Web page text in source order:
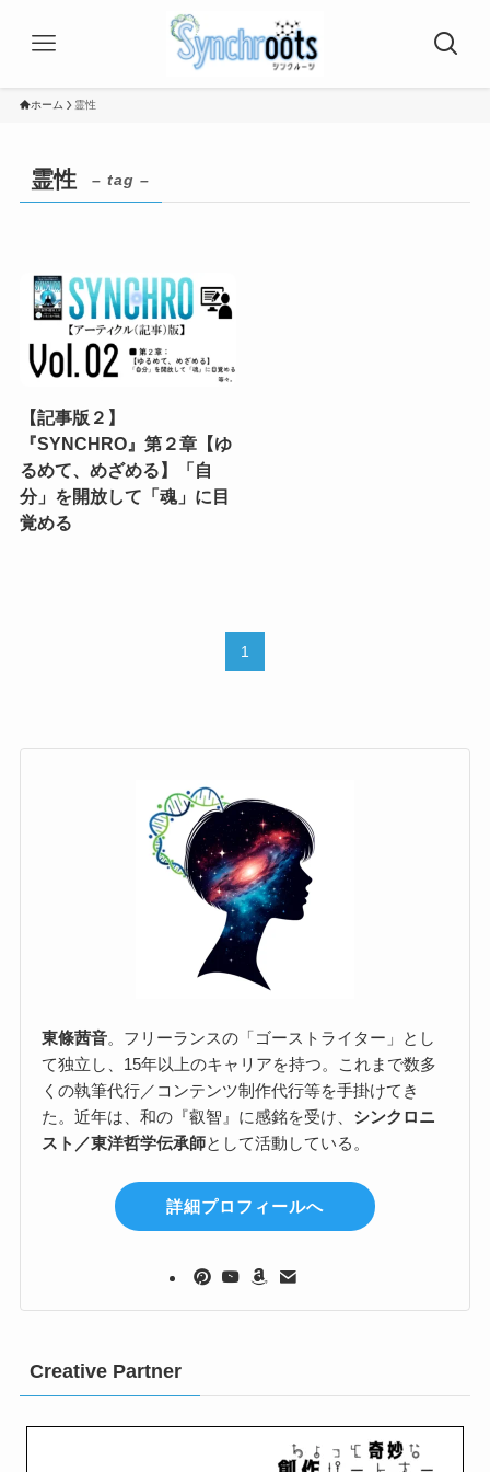
ホーム 霊性
霊性 – tag –
【記事版２】
『SYNCHRO』第２章【ゆ
るめて、めざめる】「自
分」を開放して「魂」に目
覚める
1
東條茜音。フリーランスの「ゴーストライター」とし
て独立し、15年以上のキャリアを持つ。これまで数多
くの執筆代行／コンテンツ制作代行等を手掛けてき
た。近年は、和の『叡智』に感銘を受け、 シンクロニ
スト／東洋哲学伝承師として活動している。
詳細プロフィールへ
Creative Partner